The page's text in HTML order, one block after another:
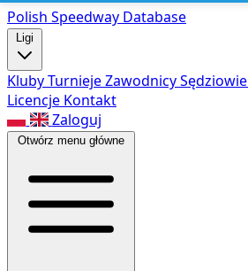
Polish Speedway Database
Ligi
KlubyTurniejeZawodnicySędziowie
Licencje Kontakt
Zaloguj
Otwórz menu główne